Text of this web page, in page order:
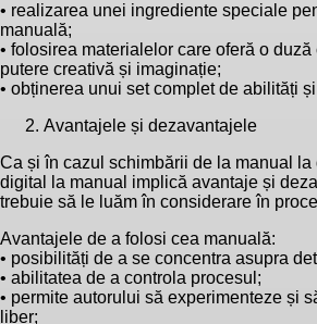
• realizarea unei ingrediente speciale
manuală;
• folosirea materialelor care oferă o
putere creativă și imaginație;
• obținerea unui set complet de abilități
Avantajele și dezavantajele
Ca și în cazul schimbării de la manual la
digital la manual implică avantaje și
trebuie să le luăm în considerare în
Avantajele de a folosi cea manuală:
• posibilități de a se concentra asupra
• abilitatea de a controla procesul;
• permite autorului să experimenteze și
liber;